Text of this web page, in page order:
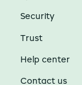
Security
Trust
Help center
Contact us